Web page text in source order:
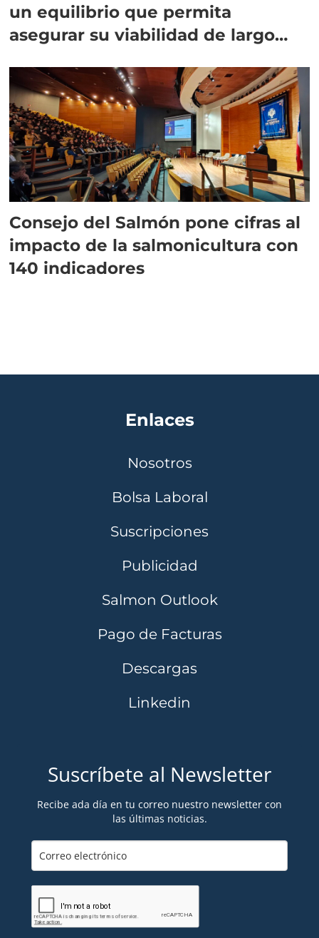
un equilibrio que permita
asegurar su viabilidad de largo
Consejo del Salmón pone cifras al
impacto de la salmonicultura con
140 indicadores
Enlaces
Nosotros
Bolsa Laboral
Suscripciones
Publicidad
Salmon Outlook
Pago de Facturas
Descargas
Linkedin
Suscríbete al Newsletter
Recibe ada día en tu correo nuestro newsletter con
las últimas noticias.